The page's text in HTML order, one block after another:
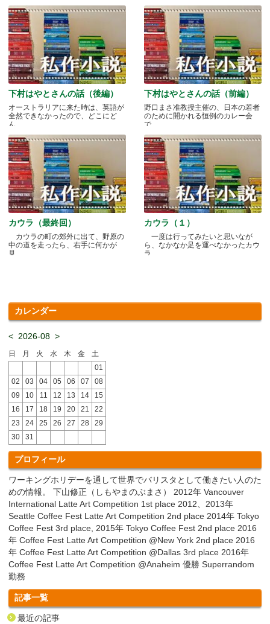
下村はやとさんの話（後編）
オーストラリアに来た時は、英語が
全然できなかったので、どこにど
ん.....
下村はやとさんの話（前編）
野口まさ准教授主催の、日本の若者
のために開かれる恒例のカレー会
で.....
カウラ（最終回）
カウラの町の郊外に出て、野原の
中の道を走ったら、右手に何かが
見.....
カウラ（１）
一度は行ってみたいと思いなが
ら、なかなか足を運べなかったカウ
ラ.....
カレンダー
< 2026-08 >
日 月 火 水 木 金
土
01
02
03 04 05 06 07
08
09
10 11 12 13 14
15
16
17 18 19 20 21
22
23
24 25 26 27 28
29
30
31
プロフィール
ワーキングホリデーを通して世界でバリスタとして働きたい人のた
めの情報。 下山修正（しもやまのぶまさ） 2012年 Vancouver
International Latte Art Competition 1st place 2012、2013年
Seattle Coffee Fest Latte Art Competition 2nd place 2014年 Tokyo
Coffee Fest 3rd place, 2015年 Tokyo Coffee Fest 2nd place 2016
年 Coffee Fest Latte Art Competition @New York 2nd place 2016
年 Coffee Fest Latte Art Competition @Dallas 3rd place 2016年
Coffee Fest Latte Art Competition @Anaheim 優勝 Superrandom
勤務
記事一覧
最近の記事